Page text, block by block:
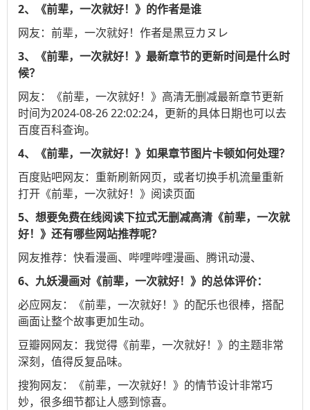
2、《前辈，一次就好！》的作者是谁
网友：前辈，一次就好！作者是黒豆カヌレ
3、《前辈，一次就好！》最新章节的更新时间是什么时
候？
网友：《前辈，一次就好！》高清无删减最新章节更新
时间为2024-08-26 22:02:24，更新的具体日期也可以去
百度百科查询。
4、《前辈，一次就好！》如果章节图片卡顿如何处理？
百度贴吧网友：重新刷新网页，或者切换手机流量重新
打开《前辈，一次就好！》阅读页面
5、想要免费在线阅读下拉式无删减高清《前辈，一次就
好！》还有哪些网站推荐呢？
网友推荐： 快看漫画、 哔哩哔哩漫画、 腾讯动漫、
6、九妖漫画对《前辈，一次就好！》的总体评价：
必应网友：《前辈，一次就好！》的配乐也很棒，搭配
画面让整个故事更加生动。
豆瓣网网友：我觉得《前辈，一次就好！》的主题非常
深刻，值得反复品味。
搜狗网友：《前辈，一次就好！》的情节设计非常巧
妙，很多细节都让人感到惊喜。